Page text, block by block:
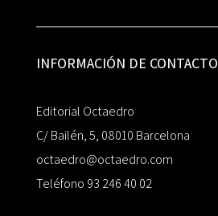
INFORMACIÓN DE CONTACTO
Editorial Octaedro
C/ Bailén, 5, 08010 Barcelona
octaedro@octaedro.com
Teléfono 93 246 40 02